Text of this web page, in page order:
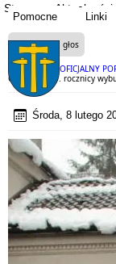
Pomocne Linki
OFICJALNY
Strona Aktualności
Czytaj na głos
Obchody 160. rocznicy
Środa, 8 lutego